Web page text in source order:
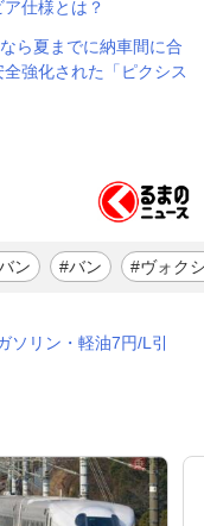
仕様とは？
ら夏までに納車間に合
強化された「ピクシス
ン #バン #ヴォク
ソリン・軽油7円/L引